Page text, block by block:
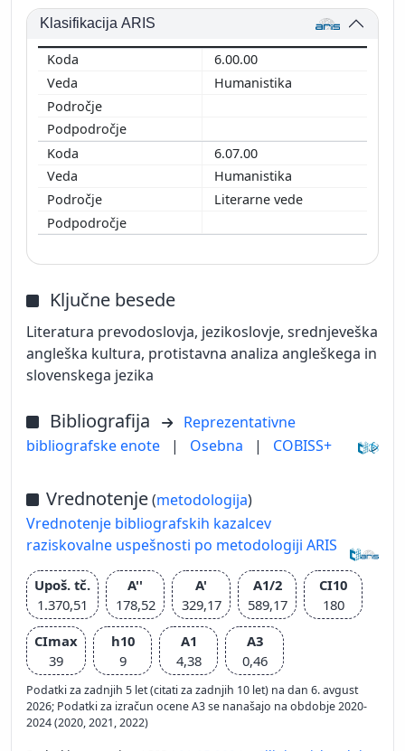
Klasifikacija ARIS
6.00.00
Humanistika
6.07.00
Humanistika
Literarne vede
Ključne besede
Literatura prevodoslovja, jezikoslovje, srednjeveška
angleška kultura, protistavna analiza angleškega in
slovenskega jezika
Bibliografija
Reprezentativne
bibliografske enote
| Osebna | COBISS+
Vrednotenje(metodologija)
Vrednotenje bibliografskih kazalcev
raziskovalne uspešnosti po metodologiji ARIS
Upoš. tč.
1.370,51
A''
178,52
A'
329,17
A1/2
589,17
CI10
180
CImax
39
h10
9
A1
4,38
A3
0,46
Podatki za zadnjih 5 let (citati za zadnjih 10 let) na dan 6. avgust
2026; Podatki za izračun ocene A3 se nanašajo na obdobje 2020-
2024 (2020, 2021, 2022)